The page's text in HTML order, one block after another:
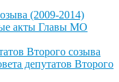
(2009-2014)
акты Главы МО
Второго созыва
депутатов Второго